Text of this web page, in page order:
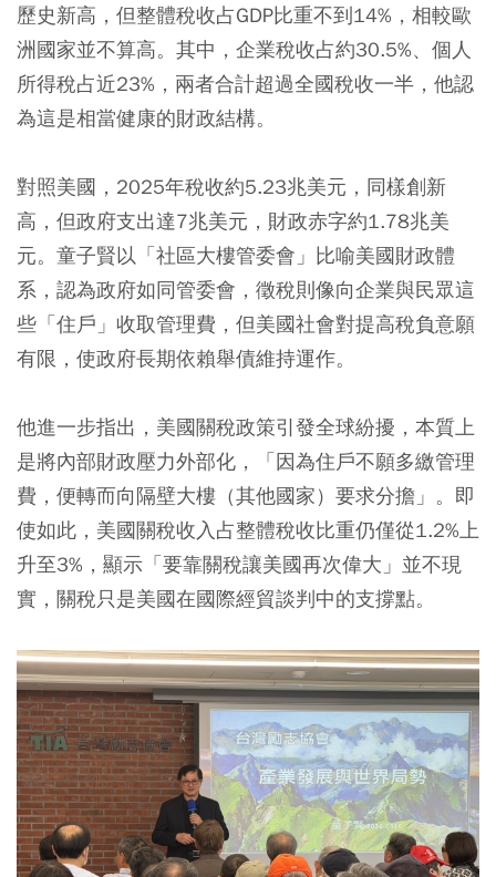
歷史新高，但整體稅收占GDP比重不到14%，相較歐
洲國家並不算高。其中，企業稅收占約30.5%、個人
所得稅占近23%，兩者合計超過全國稅收一半，他認
為這是相當健康的財政結構。
對照美國，2025年稅收約5.23兆美元，同樣創新
高，但政府支出達7兆美元，財政赤字約1.78兆美
元。童子賢以「社區大樓管委會」比喻美國財政體
系，認為政府如同管委會，徵稅則像向企業與民眾這
些「住戶」收取管理費，但美國社會對提高稅負意願
有限，使政府長期依賴舉債維持運作。
他進一步指出，美國關稅政策引發全球紛擾，本質上
是將內部財政壓力外部化，「因為住戶不願多繳管理
費，便轉而向隔壁大樓（其他國家）要求分擔」。即
使如此，美國關稅收入占整體稅收比重仍僅從1.2%上
升至3%，顯示「要靠關稅讓美國再次偉大」並不現
實，關稅只是美國在國際經貿談判中的支撐點。